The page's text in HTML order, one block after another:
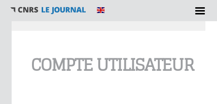
COMPTE UTILISATEUR